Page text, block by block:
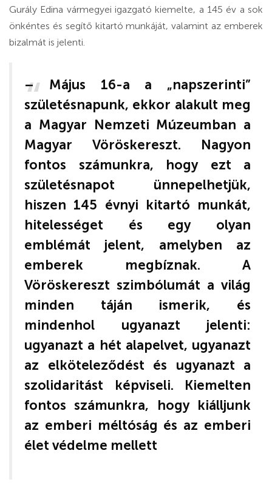
Gurály Edina vármegyei igazgató kiemelte, a 145 év a sok
önkéntes és segítő kitartó munkáját, valamint az emberek
bizalmát is jelenti.
– Május 16-a a „napszerinti”
születésnapunk, ekkor alakult meg
a Magyar Nemzeti Múzeumban a
Magyar Vöröskereszt. Nagyon
fontos számunkra, hogy ezt a
születésnapot ünnepelhetjük,
hiszen 145 évnyi kitartó munkát,
hitelességet és egy olyan
emblémát jelent, amelyben az
emberek megbíznak. A
Vöröskereszt szimbólumát a világ
minden táján ismerik, és
mindenhol ugyanazt jelenti:
ugyanazt a hét alapelvet, ugyanazt
az elköteleződést és ugyanazt a
szolidaritást képviseli. Kiemelten
fontos számunkra, hogy kiálljunk
az emberi méltóság és az emberi
élet védelme mellett